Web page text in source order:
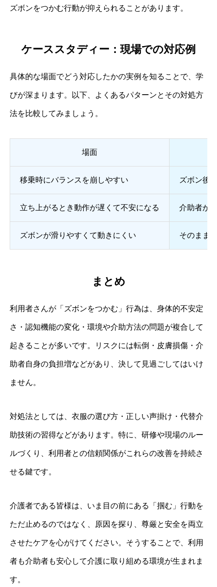
ズボンをつかむ行動が抑えられることがあります。
ケーススタディー：現場での対応例
具体的な場面でどう対応したかの実例を知ることで、学
びが深まります。以下、よくあるパターンとその対処方
法を比較してみましょう。
場面
移乗時にバランスを崩しやすい ズボン後
立ち上がるとき動作が遅くて不安になる 介助者が
ズボンが滑りやすくて動きにくい そのまま
まとめ
利用者さんが「ズボンをつかむ」行為は、身体的不安定
さ・認知機能の変化・環境や介助方法の問題が複合して
起きることが多いです。リスクには転倒・皮膚損傷・介
助者自身の負担増などがあり、決して見過ごしてはいけ
ません。
対処法としては、衣服の選び方・正しい声掛け・代替介
助技術の習得などがあります。特に、研修や現場のルー
ルづくり、利用者との信頼関係がこれらの改善を持続さ
せる鍵です。
介護者である皆様は、いま目の前にある「掴む」行動を
ただ止めるのではなく、原因を探り、尊厳と安全を両立
させたケアを心がけてください。そうすることで、利用
者も介助者も安心して介護に取り組める環境が生まれま
す。